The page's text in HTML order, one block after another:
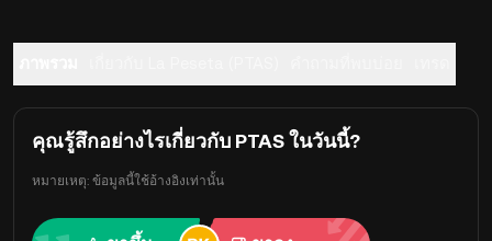
คุณรู้สึกอย่างไรเกี่ยวกับ PTAS ในวันนี้?
หมายเหตุ: ข้อมูลนี้ใช้อ้างอิงเท่านั้น